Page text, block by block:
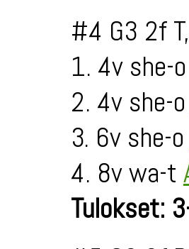
#4 G3 2f
1. 4v she-o
2. 4v she-o
3. 6v she-o
4. 8v wa-t
Tulokset: